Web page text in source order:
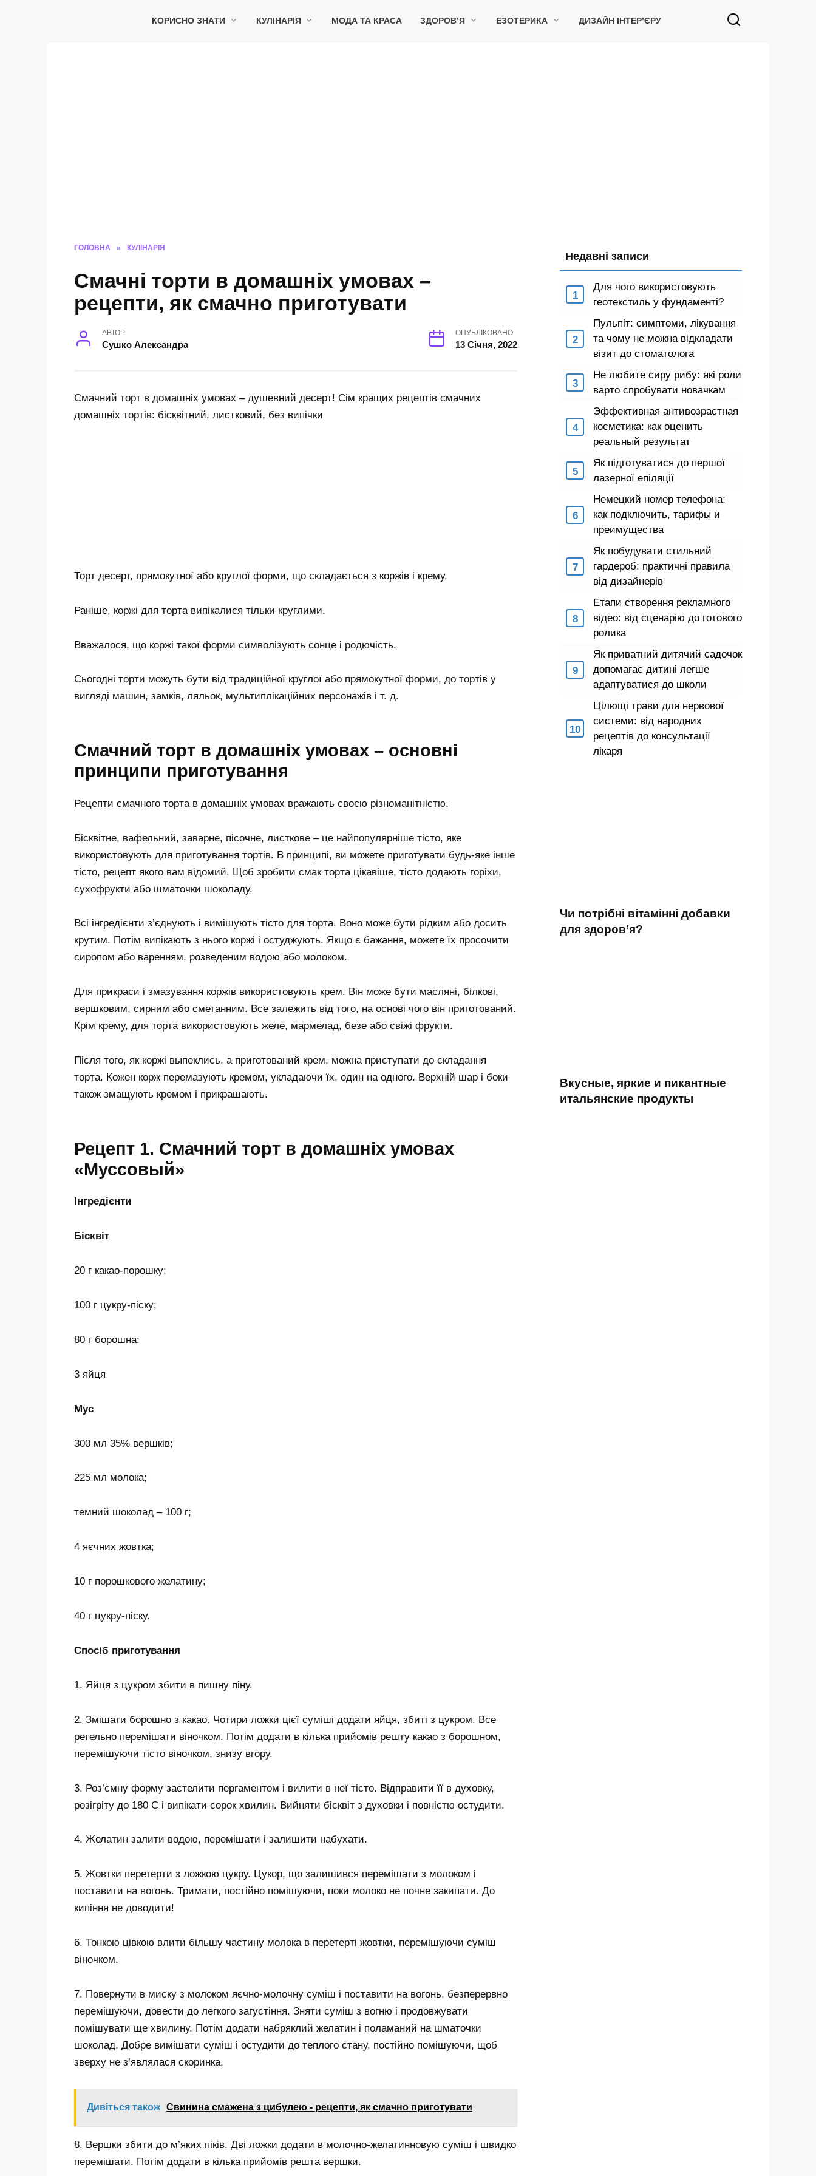
КОРИСНО ЗНАТИ КУЛІНАРІЯ МОДА ТА КРАСА ЗДОРОВ’Я ЕЗОТЕРИКА ДИЗАЙН ІНТЕР’ЄРУ
ГОЛОВНА » КУЛІНАРІЯ
Смачні торти в домашніх умовах –
рецепти, як смачно приготувати
АВТОР
Сушко Александра
ОПУБЛІКОВАНО
13 Січня, 2022
Смачний торт в домашніх умовах – душевний десерт! Сім кращих рецептів смачних
домашніх тортів: бісквітний, листковий, без випічки
Торт десерт, прямокутної або круглої форми, що складається з коржів і крему.
Раніше, коржі для торта випікалися тільки круглими.
Вважалося, що коржі такої форми символізують сонце і родючість.
Сьогодні торти можуть бути від традиційної круглої або прямокутної форми, до тортів у
вигляді машин, замків, ляльок, мультиплікаційних персонажів і т. д.
Смачний торт в домашніх умовах – основні
принципи приготування
Рецепти смачного торта в домашніх умовах вражають своєю різноманітністю.
Бісквітне, вафельний, заварне, пісочне, листкове – це найпопулярніше тісто, яке
використовують для приготування тортів. В принципі, ви можете приготувати будь-яке інше
тісто, рецепт якого вам відомий. Щоб зробити смак торта цікавіше, тісто додають горіхи,
сухофрукти або шматочки шоколаду.
Всі інгредієнти з’єднують і вимішують тісто для торта. Воно може бути рідким або досить
крутим. Потім випікають з нього коржі і остуджують. Якщо є бажання, можете їх просочити
сиропом або варенням, розведеним водою або молоком.
Для прикраси і змазування коржів використовують крем. Він може бути масляні, білкові,
вершковим, сирним або сметанним. Все залежить від того, на основі чого він приготований.
Крім крему, для торта використовують желе, мармелад, безе або свіжі фрукти.
Після того, як коржі выпеклись, а приготований крем, можна приступати до складання
торта. Кожен корж перемазують кремом, укладаючи їх, один на одного. Верхній шар і боки
також змащують кремом і прикрашають.
Рецепт 1. Смачний торт в домашніх умовах
«Муссовый»
Інгредієнти
Бісквіт
20 г какао-порошку;
100 г цукру-піску;
80 г борошна;
3 яйця
Мус
300 мл 35% вершків;
225 мл молока;
темний шоколад – 100 г;
4 яєчних жовтка;
10 г порошкового желатину;
40 г цукру-піску.
Спосіб приготування
1. Яйця з цукром збити в пишну піну.
2. Змішати борошно з какао. Чотири ложки цієї суміші додати яйця, збиті з цукром. Все
ретельно перемішати віночком. Потім додати в кілька прийомів решту какао з борошном,
перемішуючи тісто віночком, знизу вгору.
3. Роз’ємну форму застелити пергаментом і вилити в неї тісто. Відправити її в духовку,
розігріту до 180 С і випікати сорок хвилин. Вийняти бісквіт з духовки і повністю остудити.
4. Желатин залити водою, перемішати і залишити набухати.
5. Жовтки перетерти з ложкою цукру. Цукор, що залишився перемішати з молоком і
поставити на вогонь. Тримати, постійно помішуючи, поки молоко не почне закипати. До
кипіння не доводити!
6. Тонкою цівкою влити більшу частину молока в перетерті жовтки, перемішуючи суміш
віночком.
7. Повернути в миску з молоком яєчно-молочну суміш і поставити на вогонь, безперервно
перемішуючи, довести до легкого загустіння. Зняти суміш з вогню і продовжувати
помішувати ще хвилину. Потім додати набряклий желатин і поламаний на шматочки
шоколад. Добре вимішати суміш і остудити до теплого стану, постійно помішуючи, щоб
зверху не з’являлася скоринка.
Дивіться також Свинина смажена з цибулею - рецепти, як смачно приготувати
8. Вершки збити до м’яких піків. Дві ложки додати в молочно-желатинновую суміш і швидко
перемішати. Потім додати в кілька прийомів решта вершки.
Недавні записи
Для чого використовують
геотекстиль у фундаменті?
Пульпіт: симптоми, лікування
та чому не можна відкладати
візит до стоматолога
Не любите сиру рибу: які роли
варто спробувати новачкам
Эффективная антивозрастная
косметика: как оценить
реальный результат
Як підготуватися до першої
лазерної епіляції
Немецкий номер телефона:
как подключить, тарифы и
преимущества
Як побудувати стильний
гардероб: практичні правила
від дизайнерів
Етапи створення рекламного
відео: від сценарію до готового
ролика
Як приватний дитячий садочок
допомагає дитині легше
адаптуватися до школи
Цілющі трави для нервової
системи: від народних
рецептів до консультації
лікаря
Чи потрібні вітамінні добавки
для здоров’я?
Вкусные, яркие и пикантные
итальянские продукты